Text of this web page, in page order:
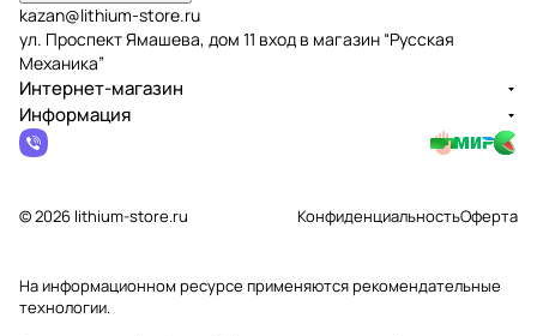
kazan@lithium-store.ru
ул. Проспект Ямашева, дом 11 вход в магазин “Русская
Механика”
Интернет-магазин
Информация
© 2026 lithium-store.ru КонфиденциальностьОферта
На информационном ресурсе применяютсярекомендательные
технологии.